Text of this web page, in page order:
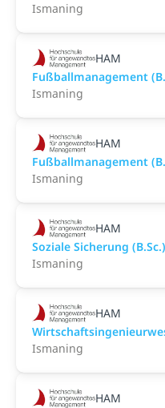
Ismaning
HAM
Fußballmanagement
Ismaning
HAM
Fußballmanagement
Ismaning
HAM
Soziale Sicherung (B.Sc.)
Ismaning
HAM
Ismaning
HAM